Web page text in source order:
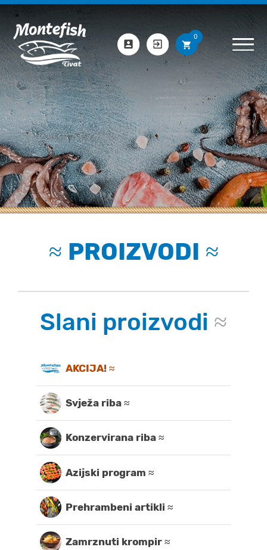
0
≈ PROIZVODI ≈
Slani proizvodi ≈
AKCIJA! ≈
Svježa riba ≈
Konzervirana riba ≈
Azijski program ≈
Prehrambeni artikli ≈
Zamrznuti krompir ≈